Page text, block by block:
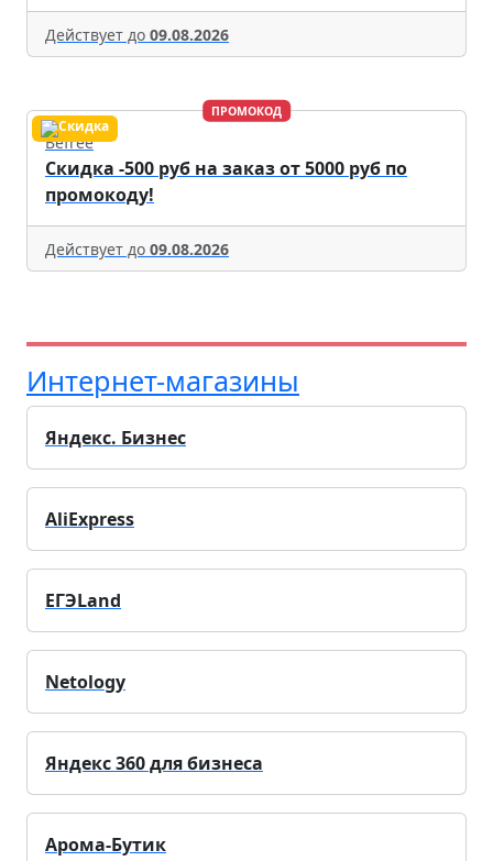
Действует до 09.08.2026
ПРОМОКОД
Befree
Скидка -500 руб на заказ от 5000 руб по
промокоду!
Действует до 09.08.2026
Интернет-магазины
Яндекс. Бизнес
AliExpress
ЕГЭLand
Netology
Яндекс 360 для бизнеса
Арома-Бутик